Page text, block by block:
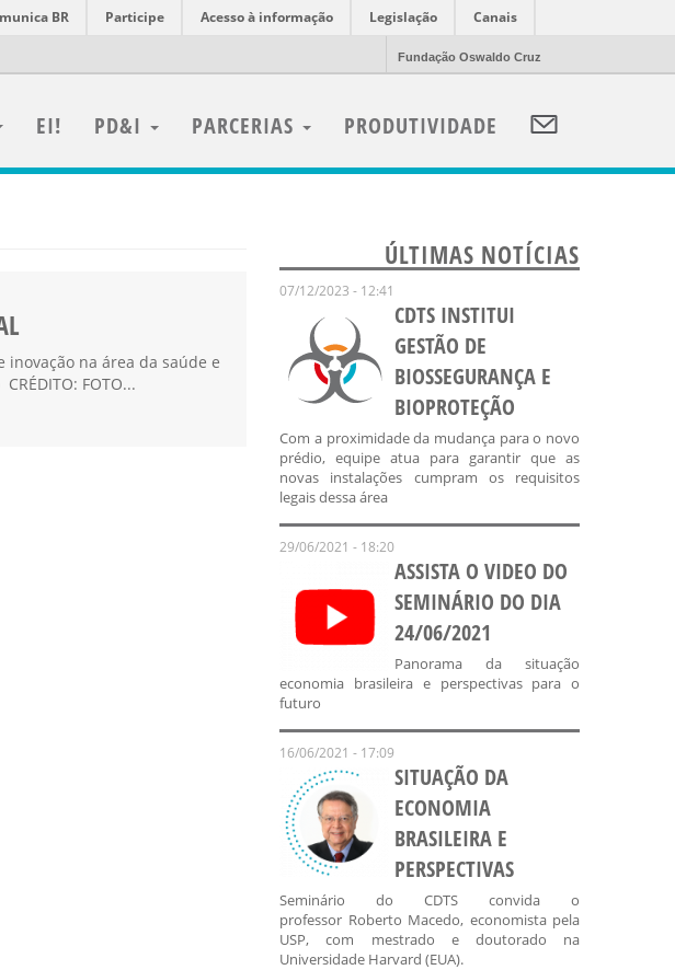
BR Participe Acesso à informação Legislação Canais
Fundação Oswaldo Cruz
EI! PD&I PARCERIAS PRODUTIVIDADE
na área da saúde e
FOTO...
ÚLTIMAS NOTÍCIAS
07/12/2023 - 12:41
CDTS INSTITUI
GESTÃO DE
BIOSSEGURANÇA E
BIOPROTEÇÃO
Com a proximidade da mudança para o novo
prédio, equipe atua para garantir que as
novas instalações cumpram os requisitos
legais dessa área
29/06/2021 - 18:20
ASSISTA O VIDEO DO
SEMINÁRIO DO DIA
24/06/2021
Panorama da situação
economia brasileira e perspectivas para o
futuro
16/06/2021 - 17:09
SITUAÇÃO DA
ECONOMIA
BRASILEIRA E
PERSPECTIVAS
Seminário do CDTS convida o
professor Roberto Macedo, economista pela
USP, com mestrado e doutorado na
Universidade Harvard (EUA).